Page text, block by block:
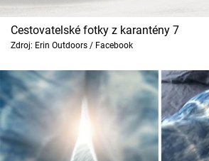
Cestovatelské fotky z karantény 7
Zdroj: Erin Outdoors / Facebook